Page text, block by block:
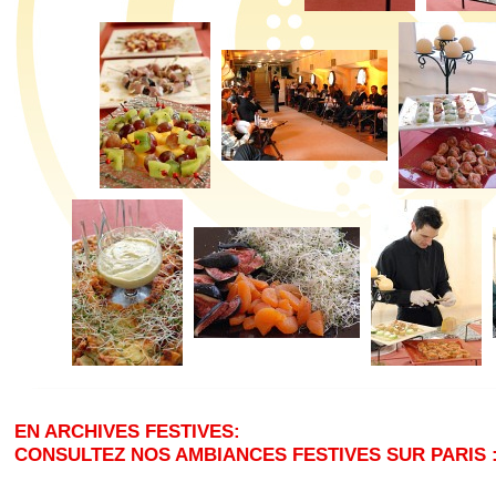
EN ARCHIVES FESTIVES:
CONSULTEZ NOS AMBIANCES FESTIVES SUR PARIS